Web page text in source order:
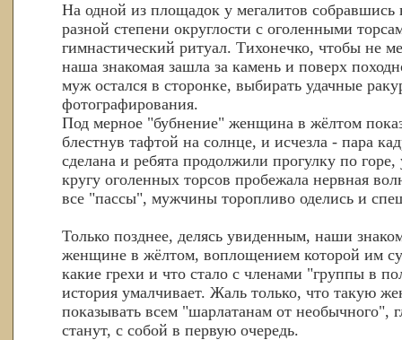
На одной из площадок у мегалитов
разной степени округлости с оголенными
гимнастический ритуал. Тихонечко, чтобы не
наша знакомая зашла за камень и поверх
муж остался в сторонке, выбирать удачные
фотографирования.
Под мерное "бубнение" женщина в жёлтом
блестнув тафтой на солнце, и исчезла - пара
сделана и ребята продолжили прогулку по
кругу оголенных торсов пробежала нервная
все "пассы", мужчины торопливо оделись и
Только позднее, делясь увиденным, наши
женщине в жёлтом, воплощением которой им
какие грехи и что стало с членами "группы в
история умалчивает. Жаль только, что такую
показывать всем "шарлатанам от необычного",
станут, с собой в первую очередь.